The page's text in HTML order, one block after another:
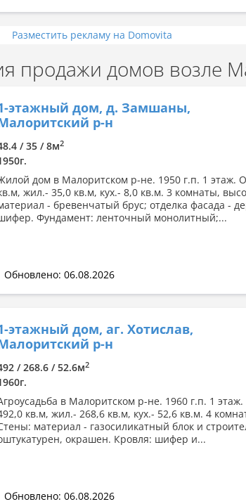
Разместить рекламу на Domovita
продажи домов возле
этажный дом, д. Замшаны,
р-н
/ 35 / 8м2
дом в Малоритском р-не. 1950 г.п. 1 этаж.
жил.- 35,0 кв.м, кух.- 8,0 кв.м. 3 комнаты,
- бревенчатый брус; отделка фасада -
Фундамент: ленточный монолитный;...
Обновлено: 06.08.2026
этажный дом, аг. Хотислав,
р-н
/ 268.6 / 52.6м2
в Малоритском р-не. 1960 г.п. 1
кв.м, жил.- 268,6 кв.м, кух.- 52,6 кв.м. 4
материал - газосиликатный блок и
окрашен. Кровля: шифер и...
Обновлено: 06.08.2026